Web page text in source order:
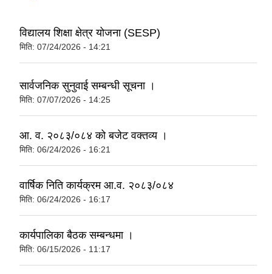
विद्यालय शिक्षा क्षेत्र योजना (SESP)
मिति: 07/24/2026 - 14:21
सार्वजनिक सुनुवाई सम्बन्धी सूचना ।
मिति: 07/07/2026 - 14:25
आ. व. २०८३/०८४ को बजेट वक्तव्य ।
मिति: 06/24/2026 - 16:21
वार्षिक निति कार्यक्रम आ.व. २०८३/०८४
मिति: 06/24/2026 - 16:17
कार्यपालिका बैठक सम्बन्धमा ।
मिति: 06/15/2026 - 11:17